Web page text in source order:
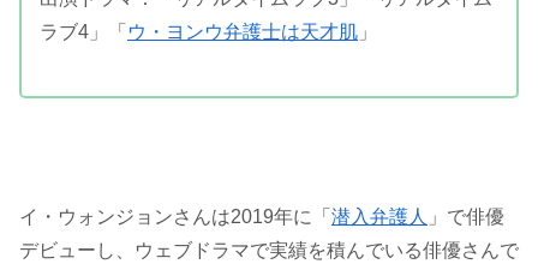
ラブ4」「 ウ・ヨンウ弁護士は天才肌 」
イ・ウォンジョンさんは2019年に「 潜入弁護人 」で俳優
デビューし、ウェブドラマで実績を積んでいる俳優さんで